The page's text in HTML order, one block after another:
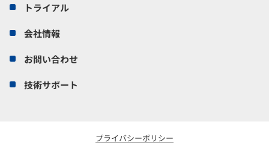
トライアル
会社情報
お問い合わせ
技術サポート
プライバシーポリシー